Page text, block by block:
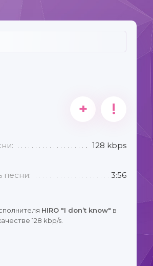
+ !
128 kbps
песни: 3:56
HIRO "I don’t know" в
128 kbp/s.